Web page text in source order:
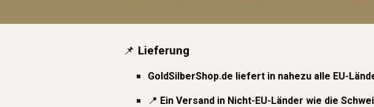
📌 Lieferung
GoldSilberShop.de liefert in nahezu alle EU-
📍 Ein Versand in Nicht-EU-Länder wie die